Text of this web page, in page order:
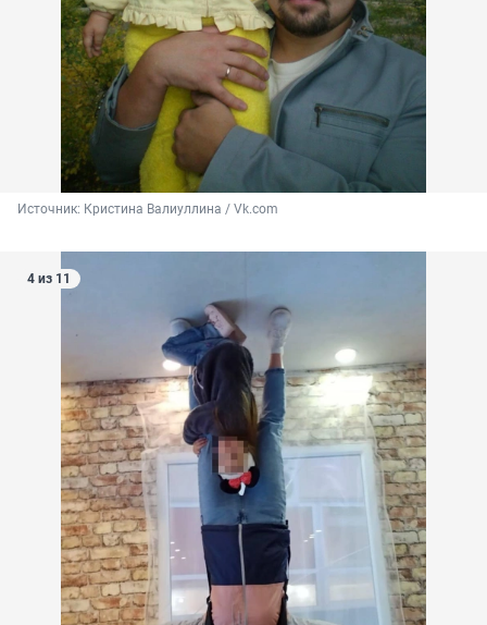
Источник: Кристина Валиуллина / Vk.com
4 из 11